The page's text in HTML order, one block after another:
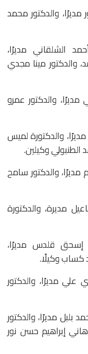
والدكتور محمد
الشلقاني مديرًا،
والدكتور مينا مجدي
والدكتور عمرو
والدكتورة لميس
وكيلين.
مديرًا، والدكتور سامح
مديرة، والدكتورة
إسحق قلدس مديرًا،
كساب وكيلًا.
مديرًا، والدكتور
بلبل مديرًا، والدكتور
إبراهيم حسن نور